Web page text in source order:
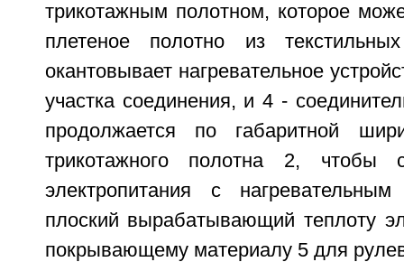
трикотажным полотном, которое
плетеное полотно из
окантовывает нагревательное
участка соединения, и 4 -
продолжается по габаритной
трикотажного полотна 2, чтобы
электропитания с
плоский вырабатывающий теплоту
покрывающему материалу 5 для